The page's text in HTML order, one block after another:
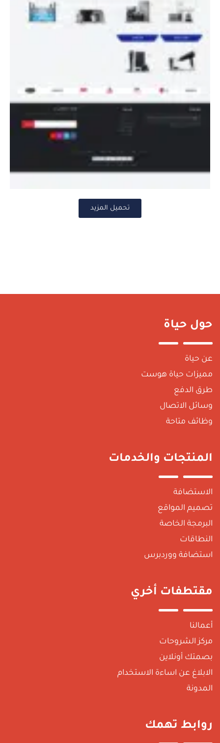
تحميل المزيد
حول حياة
عن حياة
مميزات حياة هوست
طرق الدفع
وسائل الاتصال
وظائف متاحة
المنتجات والخدمات
الاستضافة
تصميم المواقع
البرمجة الخاصة
النطاقات
استضافة ووردبرس
مقتطفات أخري
أعمالنا
مركز الشروحات
بصمتك أونلاين
الابلاغ عن اساءة الاستخدام
المدونة
روابط تهمك